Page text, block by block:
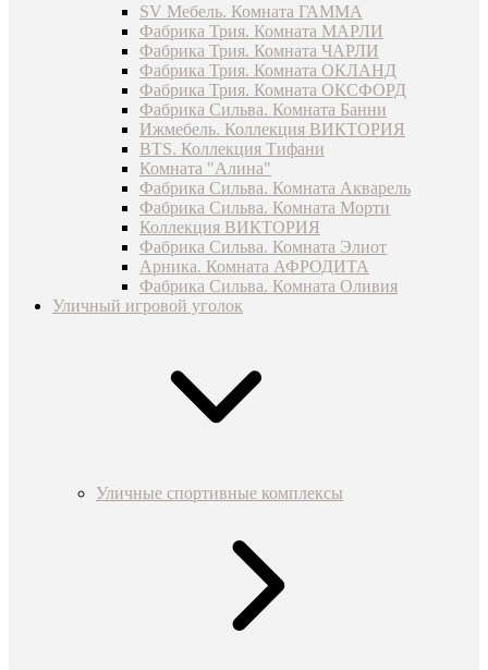
SV Мебель. Комната ГАММА
Фабрика Трия. Комната МАРЛИ
Фабрика Трия. Комната ЧАРЛИ
Фабрика Трия. Комната ОКЛАНД
Фабрика Трия. Комната ОКСФОРД
Фабрика Сильва. Комната Банни
Ижмебель. Коллекция ВИКТОРИЯ
BTS. Коллекция Тифани
Комната "Алина"
Фабрика Сильва. Комната Акварель
Фабрика Сильва. Комната Морти
Коллекция ВИКТОРИЯ
Фабрика Сильва. Комната Элиот
Арника. Комната АФРОДИТА
Фабрика Сильва. Комната Оливия
Уличный игровой уголок
Уличные спортивные комплексы